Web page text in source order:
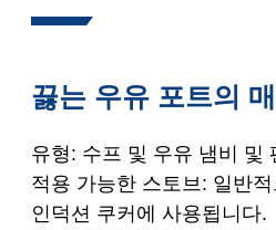
끓는 우유 포트의
유형: 수프 및 우유 냄비 및
적용 가능한 스토브: 일반
인덕션 쿠커에 사용됩니다.